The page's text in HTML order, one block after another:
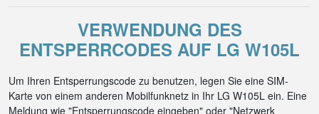
VERWENDUNG DES
ENTSPERRCODES AUF LG W105L
Um Ihren Entsperrungscode zu benutzen, legen Sie eine SIM-
Karte von einem anderen Mobilfunknetz in Ihr LG W105L ein. Eine
Meldung wie "Entsperrungscode eingeben" oder "Netzwerk